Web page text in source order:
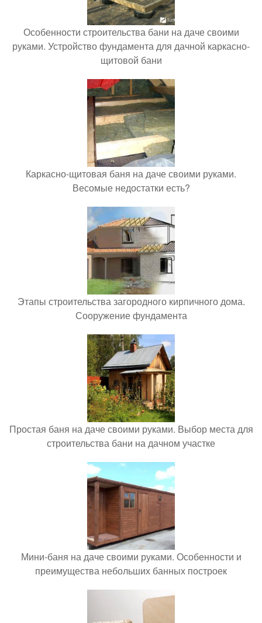
Особенности строительства бани на даче своими
руками. Устройство фундамента для дачной каркасно-
щитовой бани
Каркасно-щитовая баня на даче своими руками.
Весомые недостатки есть?
Этапы строительства загородного кирпичного дома.
Сооружение фундамента
Простая баня на даче своими руками. Выбор места для
строительства бани на дачном участке
Мини-баня на даче своими руками. Особенности и
преимущества небольших банных построек